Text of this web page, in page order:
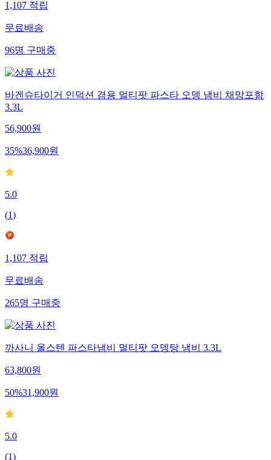
1,107적립
무료배송
96명구매중
바겐슈타이거 인덕션 겸용 멀티팟 파스타 오뎅 냄비 채망포함
3.3L
56,900원
35%36,900원
5.0
(1)
1,107적립
무료배송
265명구매중
까사니 올스텐 파스타냄비 멀티팟 오뎅탕 냄비 3.3L
63,800원
50%31,900원
5.0